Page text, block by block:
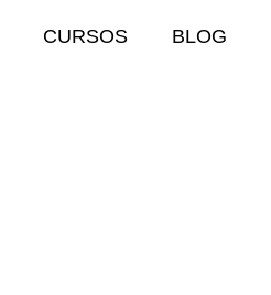
CURSOS BLOG